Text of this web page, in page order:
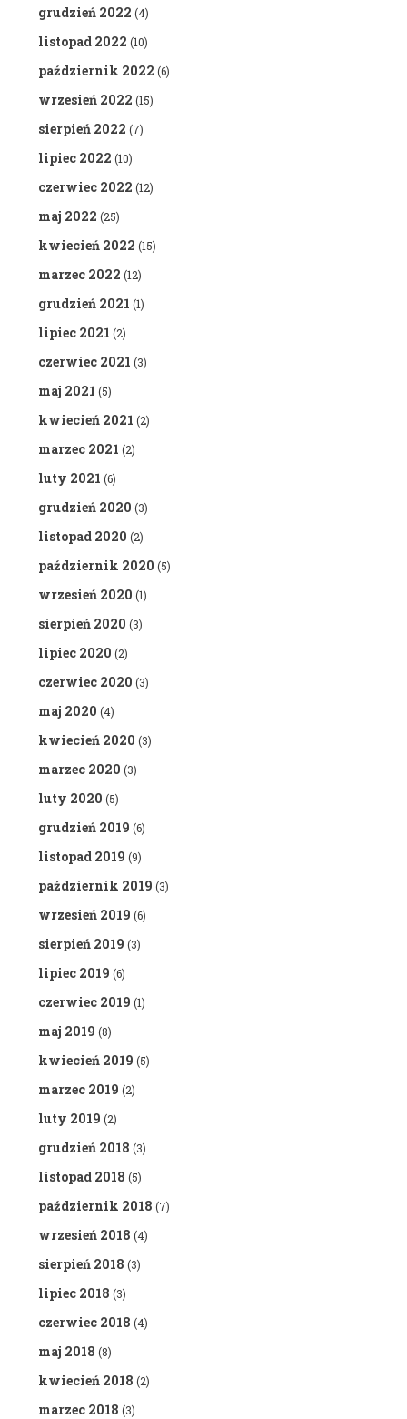
grudzień 2022 (4)
listopad 2022 (10)
październik 2022 (6)
wrzesień 2022 (15)
sierpień 2022 (7)
lipiec 2022 (10)
czerwiec 2022 (12)
maj 2022 (25)
kwiecień 2022 (15)
marzec 2022 (12)
grudzień 2021 (1)
lipiec 2021 (2)
czerwiec 2021 (3)
maj 2021 (5)
kwiecień 2021 (2)
marzec 2021 (2)
luty 2021 (6)
grudzień 2020 (3)
listopad 2020 (2)
październik 2020 (5)
wrzesień 2020 (1)
sierpień 2020 (3)
lipiec 2020 (2)
czerwiec 2020 (3)
maj 2020 (4)
kwiecień 2020 (3)
marzec 2020 (3)
luty 2020 (5)
grudzień 2019 (6)
listopad 2019 (9)
październik 2019 (3)
wrzesień 2019 (6)
sierpień 2019 (3)
lipiec 2019 (6)
czerwiec 2019 (1)
maj 2019 (8)
kwiecień 2019 (5)
marzec 2019 (2)
luty 2019 (2)
grudzień 2018 (3)
listopad 2018 (5)
październik 2018 (7)
wrzesień 2018 (4)
sierpień 2018 (3)
lipiec 2018 (3)
czerwiec 2018 (4)
maj 2018 (8)
kwiecień 2018 (2)
marzec 2018 (3)